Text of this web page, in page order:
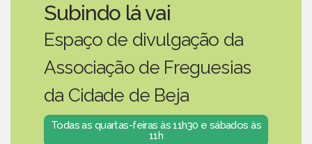
Subindo lá vai
Espaço de divulgação da
Associação de Freguesias
da Cidade de Beja
Todas as quartas-feiras às 11h30 e sábados às
11h